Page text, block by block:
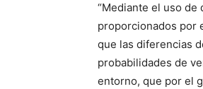
“Mediante el uso
proporcionados por
que las diferencias
probabilidades de
entorno, que por el